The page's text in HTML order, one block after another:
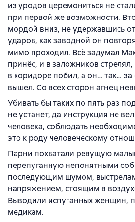
из уродов церемониться не
при первой же возможности.
мордой вниз, не удержавшись
ударов, как заводной он
мимо проходил. Всё задумал
принёс, и в заложников
в коридоре побил, а он… так…
вышел. Со всех сторон агнец
Убивать бы таких по пять раз
не устанет, да инструкция не
человека, соблюдать
это к роду человеческому
Парни похватали ревущую
перепуганную непонятными
последующим шумом,
напряжением, стоящим в
Выводили испуганных женщин,
медикам.